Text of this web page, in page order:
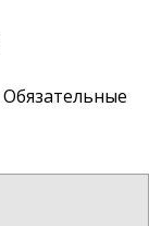
Обязательные